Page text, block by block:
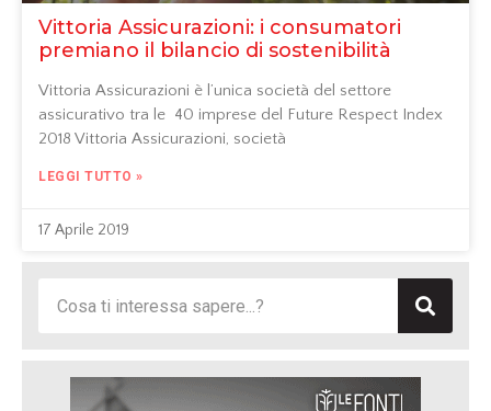
Vittoria Assicurazioni: i consumatori
premiano il bilancio di sostenibilità
Vittoria Assicurazioni è l’unica società del settore
assicurativo tra le 40 imprese del Future Respect Index
2018 Vittoria Assicurazioni, società
LEGGI TUTTO »
17 Aprile 2019